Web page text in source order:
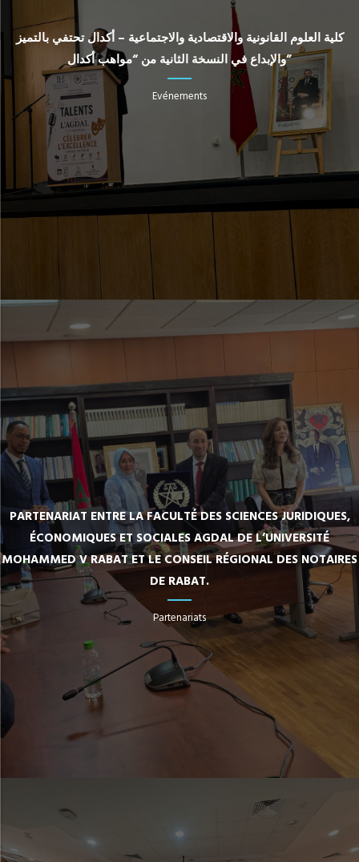
كلية العلوم القانونية والاقتصادية والاجتماعية – أكدال تحتفي بالتميز
والإبداع في النسخة الثانية من “مواهب أكدال”
Evénements
PARTENARIAT ENTRE LA FACULTÉ DES SCIENCES JURIDIQUES,
ÉCONOMIQUES ET SOCIALES AGDAL DE L’UNIVERSITÉ
MOHAMMED V RABAT ET LE CONSEIL RÉGIONAL DES NOTAIRES
DE RABAT.
Partenariats